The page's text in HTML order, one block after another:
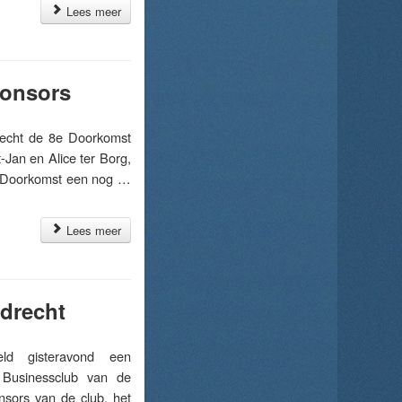
Lees meer
de 8e Doorkomst
en Alice ter Borg,
een nog …
Lees meer
gisteravond een
van de
van de club, het